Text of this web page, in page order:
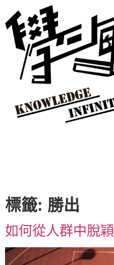
標籤: 勝出
如何從人群中脫